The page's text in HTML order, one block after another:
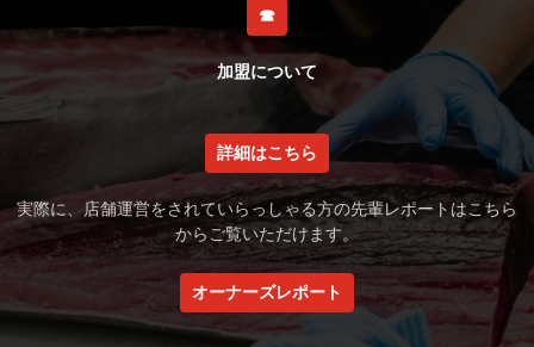
☎︎
加盟について
詳細はこちら
実際に、店舗運営をされていらっしゃる方の先輩レポートはこちら
からご覧いただけます。
オーナーズレポート